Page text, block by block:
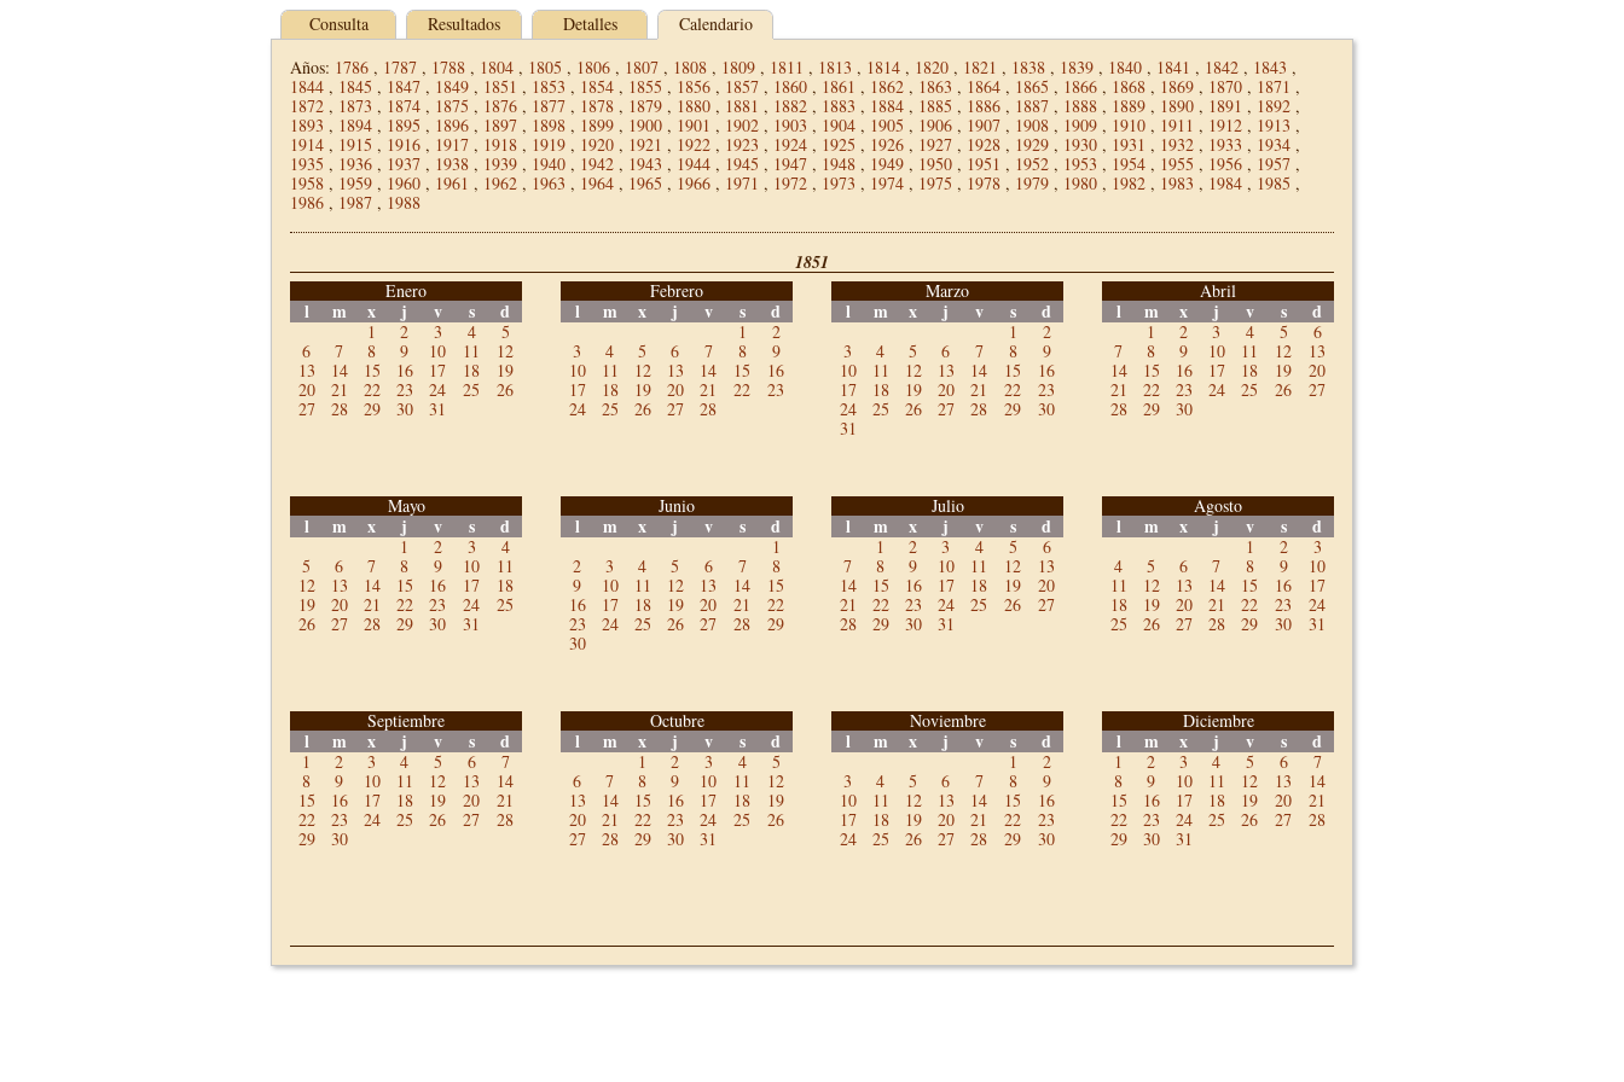
Consulta Resultados Detalles
Calendario
Años: 1786 , 1787 , 1788 , 1804 , 1805 , 1806 , 1807 , 1808 , 1809 , 1811 , 1813 , 1814 , 1820 , 1821 , 1838 , 1839 , 1840 , 1841 , 1842 , 1843 ,
1844 , 1845 , 1847 , 1849 , 1851 , 1853 , 1854 , 1855 , 1856 , 1857 , 1860 , 1861 , 1862 , 1863 , 1864 , 1865 , 1866 , 1868 , 1869 , 1870 , 1871 ,
1872 , 1873 , 1874 , 1875 , 1876 , 1877 , 1878 , 1879 , 1880 , 1881 , 1882 , 1883 , 1884 , 1885 , 1886 , 1887 , 1888 , 1889 , 1890 , 1891 , 1892 ,
1893 , 1894 , 1895 , 1896 , 1897 , 1898 , 1899 , 1900 , 1901 , 1902 , 1903 , 1904 , 1905 , 1906 , 1907 , 1908 , 1909 , 1910 , 1911 , 1912 , 1913 ,
1914 , 1915 , 1916 , 1917 , 1918 , 1919 , 1920 , 1921 , 1922 , 1923 , 1924 , 1925 , 1926 , 1927 , 1928 , 1929 , 1930 , 1931 , 1932 , 1933 , 1934 ,
1935 , 1936 , 1937 , 1938 , 1939 , 1940 , 1942 , 1943 , 1944 , 1945 , 1947 , 1948 , 1949 , 1950 , 1951 , 1952 , 1953 , 1954 , 1955 , 1956 , 1957 ,
1958 , 1959 , 1960 , 1961 , 1962 , 1963 , 1964 , 1965 , 1966 , 1971 , 1972 , 1973 , 1974 , 1975 , 1978 , 1979 , 1980 , 1982 , 1983 , 1984 , 1985 ,
1986 , 1987 , 1988
1851
Enero
l m x j v s d
1 2 3 4
5
6
7 8 9 10 11
12
13
14 15 16 17 18
19
20
21 22 23 24 25
26
27
28 29 30 31
Febrero
l m x j v s d
1
2
3
4 5 6 7 8
9
10
11 12 13 14 15
16
17
18 19 20 21 22
23
24
25 26 27 28
Marzo
l m x j v s d
1
2
3
4 5 6 7 8
9
10
11 12 13 14 15
16
17
18 19 20 21 22
23
24
25 26 27 28 29
30
31
Abril
l m x j v s d
1 2 3 4 5
6
7
8 9 10 11 12
13
14
15 16 17 18 19
20
21
22 23 24 25 26
27
28
29 30
Mayo
l m x j v s d
1 2 3
4
5
6 7 8 9 10
11
12
13 14 15 16 17
18
19
20 21 22 23 24
25
26
27 28 29 30 31
Junio
l m x j v s d
1
2
3 4 5 6 7
8
9
10 11 12 13 14
15
16
17 18 19 20 21
22
23
24 25 26 27 28
29
30
Julio
l m x j v s d
1 2 3 4 5
6
7
8 9 10 11 12
13
14
15 16 17 18 19
20
21
22 23 24 25 26
27
28
29 30 31
Agosto
l m x j v s d
1 2
3
4
5 6 7 8 9
10
11
12 13 14 15 16
17
18
19 20 21 22 23
24
25
26 27 28 29 30 31
Septiembre
l m x j v s d
1 2 3 4 5 6
7
8
9 10 11 12 13
14
15
16 17 18 19 20
21
22
23 24 25 26 27
28
29
30
Octubre
l m x j v s d
1 2 3 4
5
6
7 8 9 10 11
12
13
14 15 16 17 18
19
20
21 22 23 24 25
26
27
28 29 30 31
Noviembre
l m x j v s d
1
2
3
4 5 6 7 8
9
10
11 12 13 14 15
16
17
18 19 20 21 22
23
24
25 26 27 28 29 30
Diciembre
l m x j v s d
1 2 3 4 5 6
7
8
9 10 11 12 13
14
15
16 17 18 19 20
21
22
23 24 25 26 27
28
29
30 31